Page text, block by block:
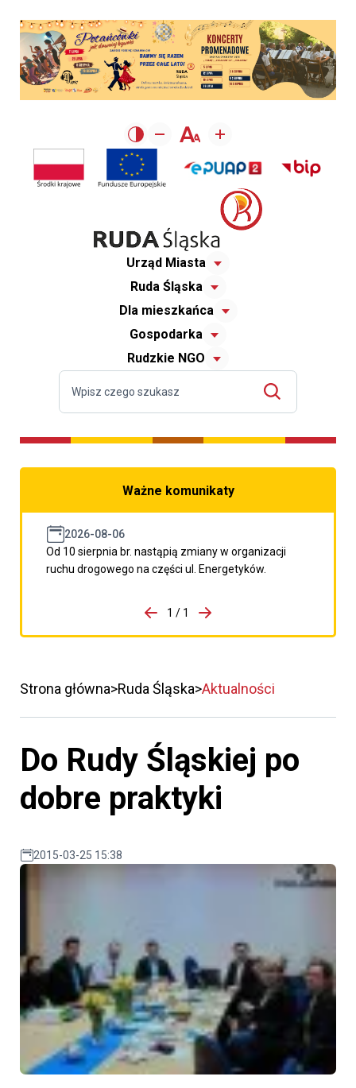
Urząd Miasta
Ruda Śląska
Dla mieszkańca
Gospodarka
Rudzkie NGO
Ważne komunikaty
2026-08-06
Od 10 sierpnia br. nastąpią zmiany w organizacji
ruchu drogowego na części ul. Energetyków.
porzpedniego komunikatu
1 / 1
Przejdź do następnego
Strona główna Ruda Śląska Aktualności
Do Rudy Śląskiej po
dobre praktyki
2015-03-25 15:38